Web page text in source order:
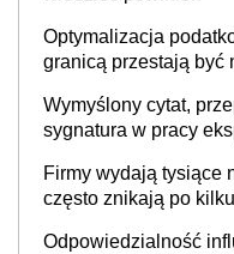
Optymalizacja
granicą przestają być
Wymyślony cytat,
sygnatura w pracy
Firmy wydają tysiące
często znikają po
Odpowiedzialność